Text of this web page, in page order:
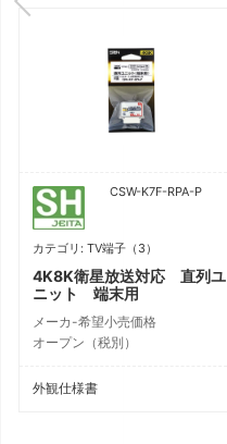
CSW-K7F-RPA-P
カテゴリ: TV端子（3）
4K8K衛星放送対応 直列ユ
ニット 端末用
メーカ-希望小売価格
オープン（税別）
外観仕様書